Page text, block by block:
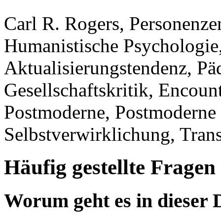
Carl R. Rogers,
Humanistische
Aktualisierungstendenz,
Gesellschaftskritik,
Postmoderne,
Selbstverwirklichung,
Häufig gestellte Fragen
Worum geht es in dieser